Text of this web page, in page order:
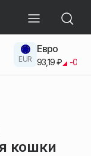
EUR
Евро
93,19 ₽ -0.42
кошки